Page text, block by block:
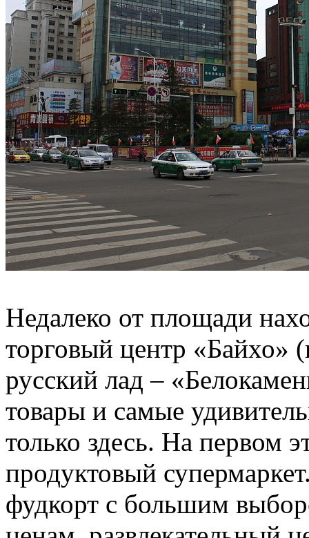
Недалеко от площади
торговый центр «Байхо»
русский лад –
товары и самые
только здесь. На первом
продуктовый
фудкорт с большим